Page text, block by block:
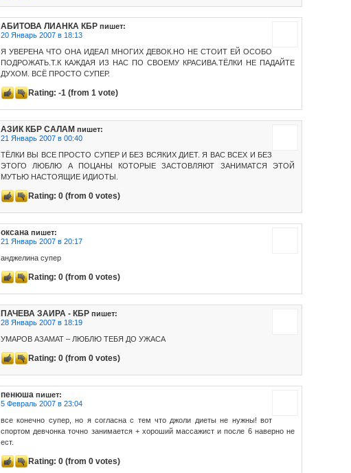
АБИТОВА ЛИАНКА КБР пишет:
20 Январь 2007 в 18:13
Я УВЕРЕНА ЧТО ОНА ИДЕАЛ МНОГИХ ДЕВОК.НО НЕ СТОИТ ЕЙ ОСОБО
ПОДРОЖАТЬ.Т.К КАЖДАЯ ИЗ НАС ПО СВОЕМУ КРАСИВА.ТЁЛКИ НЕ ПАДАЙТЕ
ДУХОМ. ВСЁ ПРОСТО СУПЕР.
Rating: -1 (from 1 vote)
АЗИК КБР САЛАМ пишет:
21 Январь 2007 в 00:40
ТЁЛКИ ВЫ ВСЕ ПРОСТО СУПЕР И БЕЗ ВСЯКИХ ДИЕТ. Я ВАС ВСЕХ И БЕЗ
ЭТОГО ЛЮБЛЮ А ПОЦАНЫ КОТОРЫЕ ЗАСТОВЛЯЮТ ЗАНИМАТСЯ ЭТОЙ
МУТЬЮ НАСТОЯЩИЕ ИДИОТЫ.
Rating: 0 (from 0 votes)
оксана пишет:
21 Январь 2007 в 20:17
анджелина супер
Rating: 0 (from 0 votes)
ПАЧЕВА ЗАИРА - КБР пишет:
28 Январь 2007 в 18:19
УМАРОВ АЗАМАТ – ЛЮБЛЮ ТЕБЯ ДО УЖАСА
Rating: 0 (from 0 votes)
пенюша пишет:
5 Февраль 2007 в 23:04
все конечно супер, но я согласна с тем что джоли диеты не нужны! вот
спортом девчонка точно занимается + хороший массажист и после 6 наверно не
ест.
Rating: 0 (from 0 votes)